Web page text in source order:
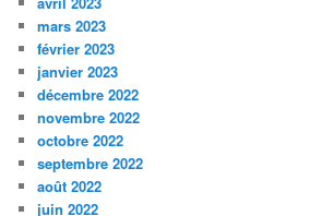
mars 2023
février 2023
janvier 2023
décembre 2022
novembre 2022
octobre 2022
septembre 2022
août 2022
juin 2022